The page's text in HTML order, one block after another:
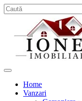
Home
Vanzari